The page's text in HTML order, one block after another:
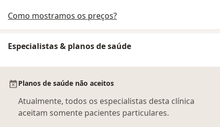
Como mostramos os preços?
Especialistas & planos de saúde
Planos de saúde não aceitos
Atualmente, todos os especialistas desta clínica
aceitam somente pacientes particulares.